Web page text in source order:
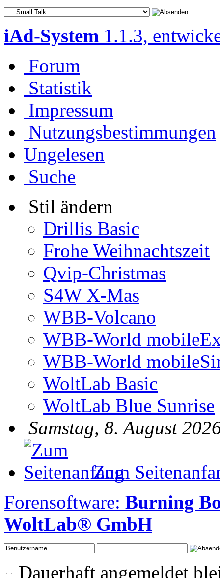
iAd-System 1.1.3,
Forum
Statistik
Impressum
Nutzungsbestimmungen
Ungelesen
Suche
Stil ändern
Drillis Basic
Frohe Weihnachtszeit
Qvip-Christmas
S4W X-Mas
WBB-Volcano
WBB-World
WBB-World
WoltLab Basic
WoltLab Blue Sunrise
Samstag, 8. August
Zum
Forensoftware: Burning
WoltLab® GmbH
Dauerhaft angemeldet